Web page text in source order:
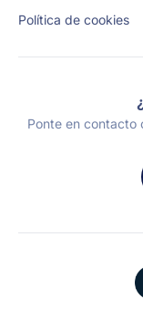
Política de cookies
Ponte en contacto